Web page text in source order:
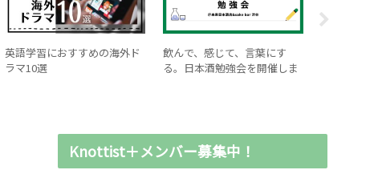
英語学習におすすめの海外ド
ラマ10選
飲んで、感じて、言葉にす
る。日本酒勉強会を開催しま
Knottist＋メンバー募集中！